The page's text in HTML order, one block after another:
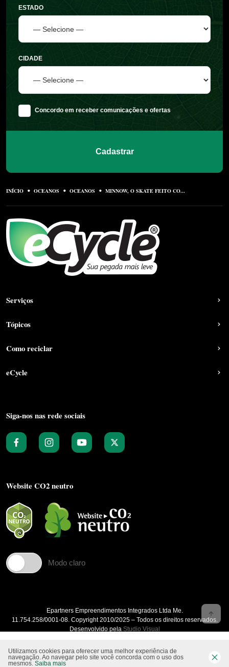
ESTADO
CIDADE
Concordo em receber comunicações e ofertas
Cadastrar
INÍCIO OCEANOS OCEANOS MINNOW, O SKATE FEITO CO...
Serviços
Tópicos
Como reciclar
eCycle
Siga-nos nas rede sociais
Website CO2 neutro
Modo claro
Epartners Empreendimentos Integrados Ltda Me.
11.754.258/0001‐08. Copyright 2010/2025 – Todos os direitos reservados.
Desenvolvido pela Studio Visual
Utilizamos cookies para oferecer uma melhor experiência de
navegação. Ao navegar pelo site você concorda com o uso dos
mesmos. Saiba mais